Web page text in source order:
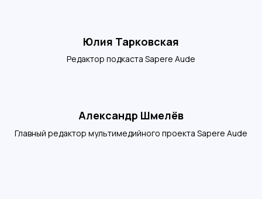
Юлия Тарковская
Редактор подкаста Sapere Aude
Александр Шмелёв
Главный редактор мультимедийного проекта Sapere Aude